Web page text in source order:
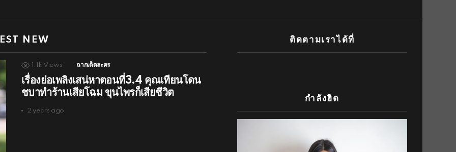
NEW
1.1k Views ฉากเด็ดละคร
เรื่องย่อเพลิงเสน่หาตอนที่3.4 คุณเทียนโดน
ชบาทำร้านเสียโฉม ขุนไพรก็เสียชีวิต
2 years ago
ติดตามเราได้ที่
กำลังฮิต